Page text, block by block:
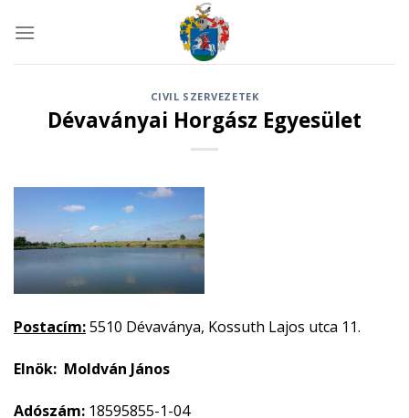
CIVIL SZERVEZETEK
Dévaványai Horgász Egyesület
Postacím:5510 Dévaványa, Kossuth Lajos utca 11.
Elnök: Moldván János
Adószám: 18595855-1-04